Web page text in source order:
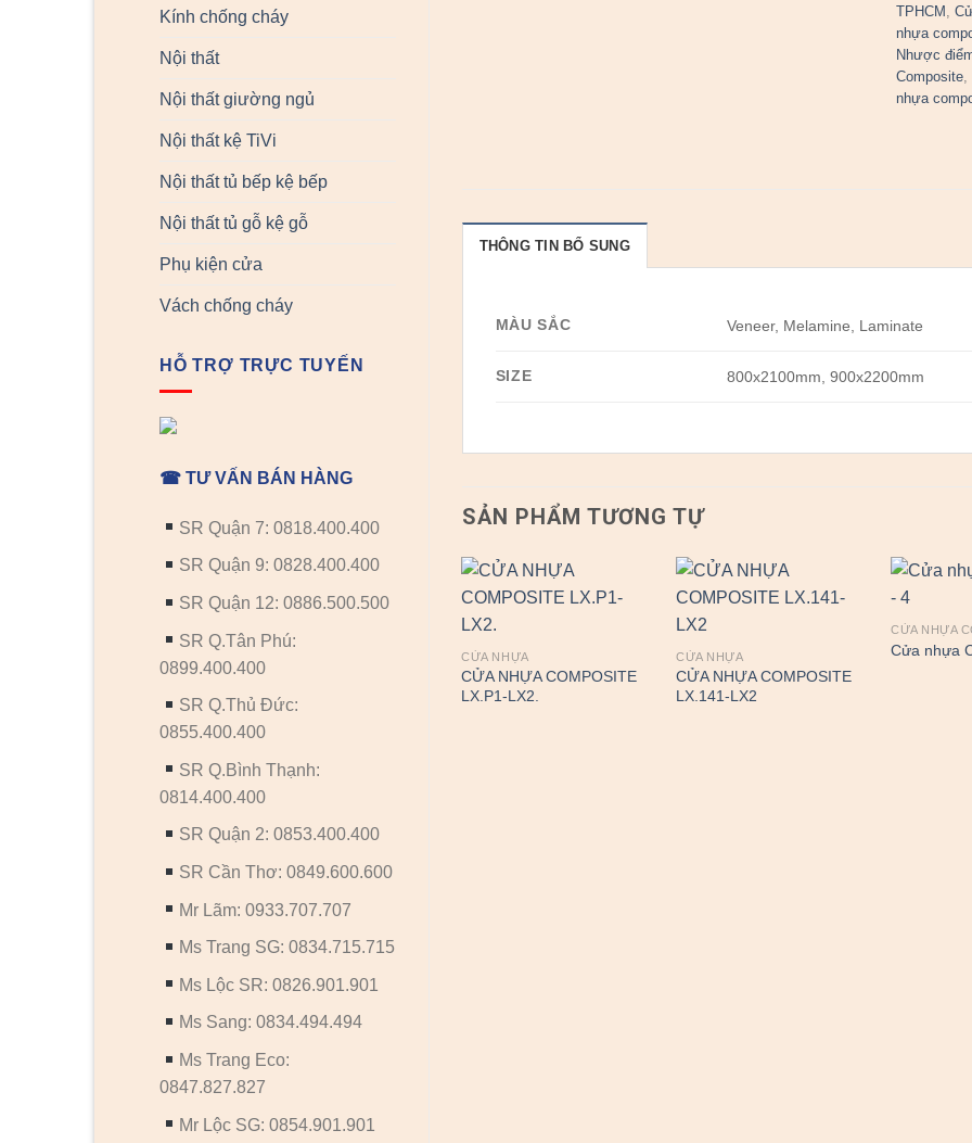
Kính chống cháy
Nội thất
Nội thất giường ngủ
Nội thất kệ TiVi
Nội thất tủ bếp kệ bếp
Nội thất tủ gỗ kệ gỗ
Phụ kiện cửa
Vách chống cháy
HỖ TRỢ TRỰC TUYẾN
☎ TƯ VẤN BÁN HÀNG
SR Quận 7: 0818.400.400
SR Quận 9: 0828.400.400
SR Quận 12: 0886.500.500
SR Q.Tân Phú:
0899.400.400
SR Q.Thủ Đức:
0855.400.400
SR Q.Bình Thạnh:
0814.400.400
SR Quận 2: 0853.400.400
SR Cần Thơ: 0849.600.600
Mr Lãm: 0933.707.707
Ms Trang SG: 0834.715.715
Ms Lộc SR: 0826.901.901
Ms Sang: 0834.494.494
Ms Trang Eco:
0847.827.827
Mr Lộc SG: 0854.901.901
TPHCM ,
nhựa
Nhược
Composite,
nhựa
THÔNG TIN BỔ SUNG
MÀU SẮC Veneer, Melamine, Laminate
SIZE 800x2100mm, 900x2200mm
SẢN PHẨM TƯƠNG TỰ
CỬA NHỰA
CỬA NHỰA COMPOSITE
LX.P1-LX2.
CỬA NHỰA
CỬA NHỰA COMPOSITE
LX.141-LX2
CỬA NHỰA
Cửa nhựa
CỬA NHỰA COMPOSITE
Cửa nhựa Composite SYA-
CỬA NHỰA COMPOSITE
Cửa nhựa Composite – 2